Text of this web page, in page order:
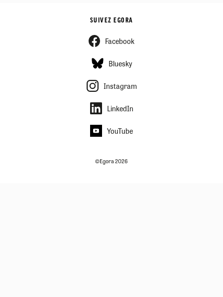
SUIVEZ EGORA
Facebook
Bluesky
Instagram
LinkedIn
YouTube
©Egora 2026